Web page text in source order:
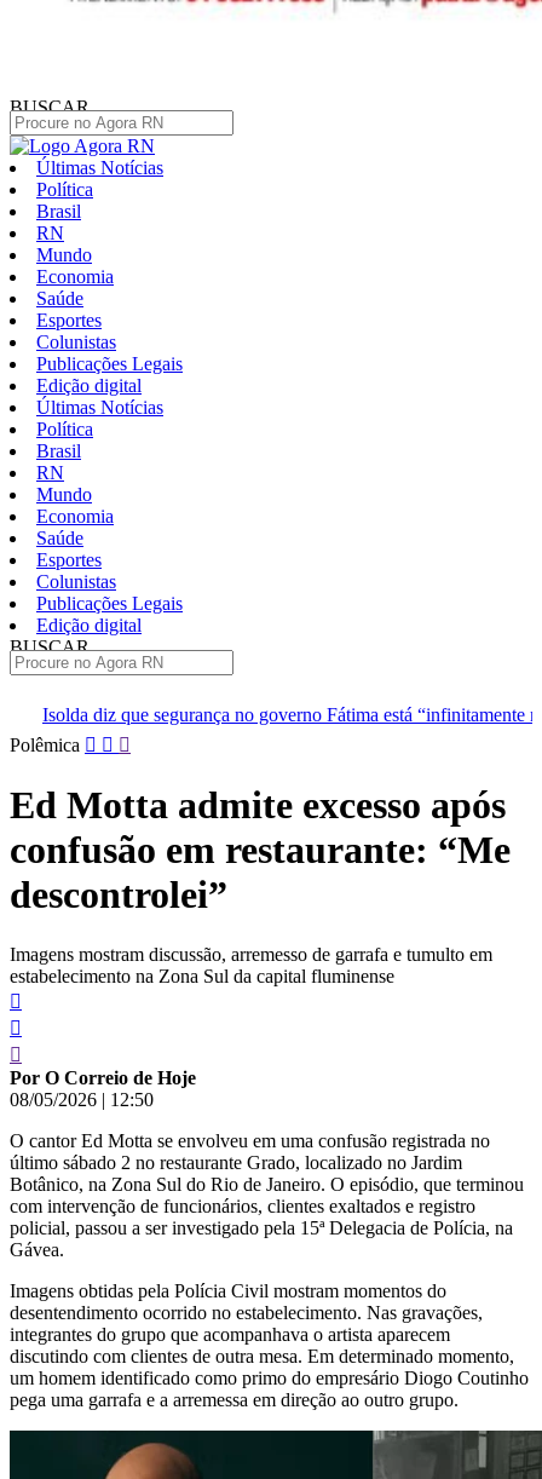
BUSCAR
Últimas Notícias
Política
Brasil
RN
Mundo
Economia
Saúde
Esportes
Colunistas
Publicações Legais
Edição digital
Últimas Notícias
Política
Brasil
RN
Mundo
Economia
Saúde
Esportes
Colunistas
Publicações Legais
Edição digital
BUSCAR
no governo Fátima está “infinitamente melhor”
TJRN
Pular
conteúdo
Polêmica
Ed Motta admite excesso após
confusão em restaurante: “Me
descontrolei”
Imagens mostram discussão, arremesso de garrafa e tumulto em
estabelecimento na Zona Sul da capital fluminense
Por O Correio de Hoje
08/05/2026 | 12:50
O cantor Ed Motta se envolveu em uma confusão registrada no
último sábado 2 no restaurante Grado, localizado no Jardim
Botânico, na Zona Sul do Rio de Janeiro. O episódio, que terminou
com intervenção de funcionários, clientes exaltados e registro
policial, passou a ser investigado pela 15ª Delegacia de Polícia, na
Gávea.
Imagens obtidas pela Polícia Civil mostram momentos do
desentendimento ocorrido no estabelecimento. Nas gravações,
integrantes do grupo que acompanhava o artista aparecem
discutindo com clientes de outra mesa. Em determinado momento,
um homem identificado como primo do empresário Diogo Coutinho
pega uma garrafa e a arremessa em direção ao outro grupo.